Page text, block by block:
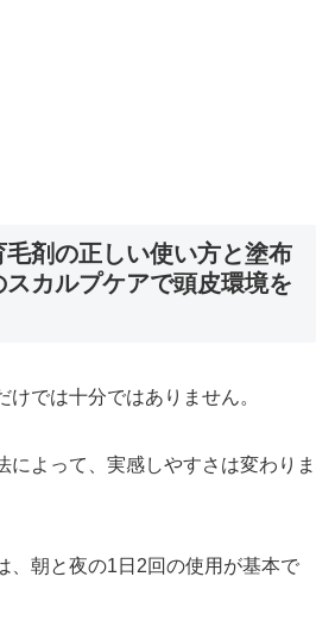
剤の正しい使い方と塗布
カルプケアで頭皮環境を
けでは十分ではありません。
によって、実感しやすさは変わりま
、朝と夜の1日2回の使用が基本で